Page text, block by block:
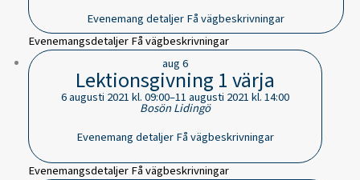
Evenemang detaljerFå vägbeskrivningar
Evenemangsdetaljer Få vägbeskrivningar
aug6
Lektionsgivning 1 värja
6 augusti 2021 kl. 09:00–11 augusti 2021 kl. 14:00
BosönLidingö
Evenemang detaljer Få vägbeskrivningar
Evenemangsdetaljer Få vägbeskrivningar